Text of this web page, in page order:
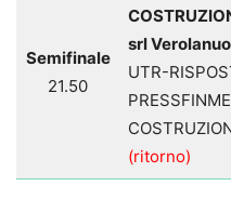
Semifinale
21.50
srl
UTR-
(ritorno)